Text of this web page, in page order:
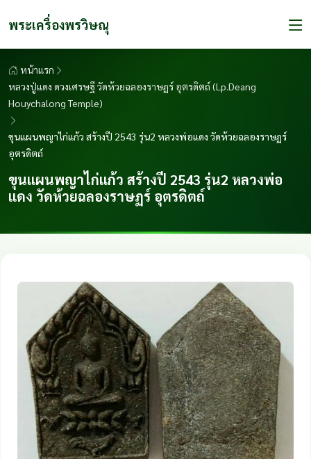
พระเครื่องพรวิษณุ
หน้าแรก
หลวงปู่แดง ดวงเศรษฐี วัดห้วยฉลองราษฏร์ อุตรดิตถ์ (Lp.Deang
Houychalong Temple)
ขุนแผนพญาไก่แก้ว สร้างปี 2543 รุ่น2 หลวงพ่อแดง วัดห้วยฉลองราษฏร์
อุตรดิตถ์
ขุนแผนพญาไก่แก้ว สร้างปี 2543 รุ่น2 หลวงพ่อ
แดง วัดห้วยฉลองราษฏร์ อุตรดิตถ์